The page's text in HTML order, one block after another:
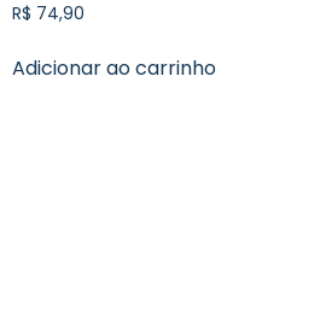
R$ 74,90
Adicionar ao carrinho